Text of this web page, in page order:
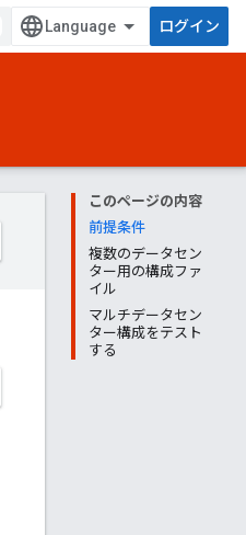
ログイン
このページの内容
前提条件
複数のデータセン
ター用の構成ファ
イル
マルチデータセン
ター構成をテスト
する